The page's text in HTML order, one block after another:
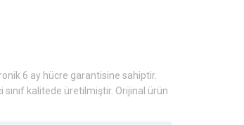
6 ay hücre garantisine sahiptir.
sınıf kalitede üretilmiştir. Orijinal ürün